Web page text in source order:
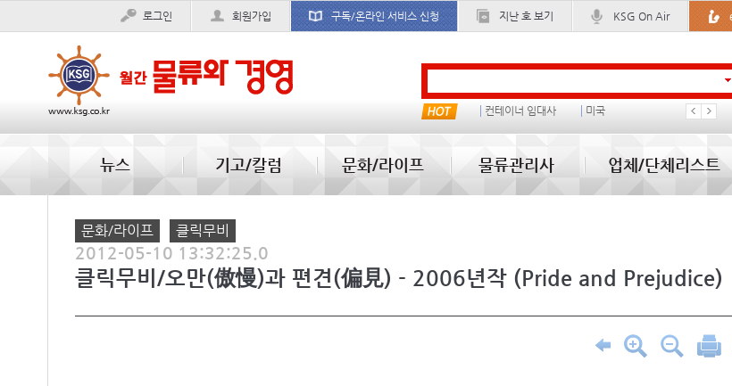
로그인 회원가입 구독/온라인 서비스 신청 지난 호 보기 KSG On Air
부산신항 컨테이너 임대사 미국 배
뉴스 기고/칼럼 문화/라이프 물류관리사 업체/단체리스트
문화/라이프 클릭무비
2012-05-10 13:32:25.0
클릭무비/오만(傲慢)과 편견(偏見) - 2006년작 (Pride and Prejudice)